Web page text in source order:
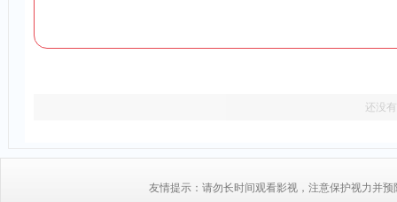
还没
友情提示：请勿长时间观看影视，注意保护视力并